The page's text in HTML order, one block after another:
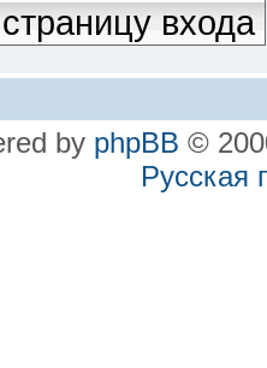
входа
by phpBB ©
Русская